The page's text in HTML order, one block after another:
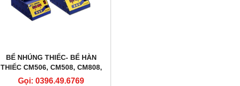
BỂ NHÚNG THIẾC- BỂ HÀN
THIẾC CM506, CM508, CM808,
CM108
Gọi: 0396.49.6769